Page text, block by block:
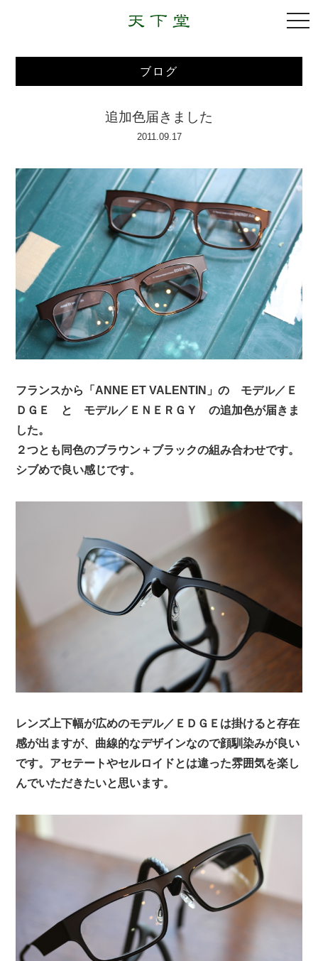
ブログ
追加色届きました
2011.09.17
フランスから「ANNE ET VALENTIN」の モデル／Ｅ
ＤＧＥ と モデル／ＥＮＥＲＧＹ の追加色が届きま
した。
２つとも同色のブラウン＋ブラックの組み合わせです。
シブめで良い感じです。
レンズ上下幅が広めのモデル／ＥＤＧＥは掛けると存在
感が出ますが、曲線的なデザインなので顔馴染みが良い
です。アセテートやセルロイドとは違った雰囲気を楽し
んでいただきたいと思います。